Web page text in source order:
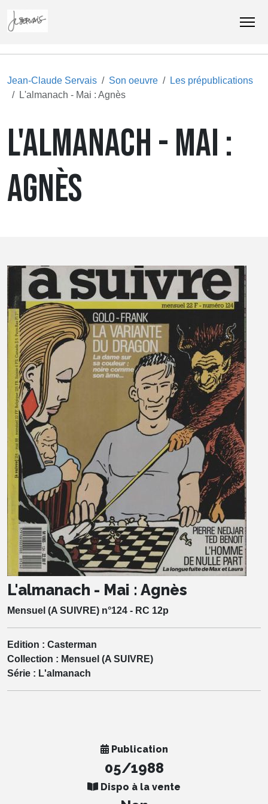
Jean-Claude Servais Son oeuvre
Les prépublications
L'almanach - Mai : Agnès
L'ALMANACH - MAI :
AGNÈS
L'almanach - Mai : Agnès
Mensuel (A SUIVRE) n°124 - RC 12p
Edition : Casterman
Collection : Mensuel (A SUIVRE)
Série : L'almanach
Publication
05/1988
Dispo à la vente